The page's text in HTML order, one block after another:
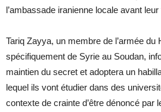
l’ambassade iranienne locale avant
Tariq Zayya, un membre de l’armée du
spécifiquement de Syrie au Soudan,
maintien du secret et adoptera un
lequel ils vont étudier dans des
contexte de crainte d’être dénoncé par